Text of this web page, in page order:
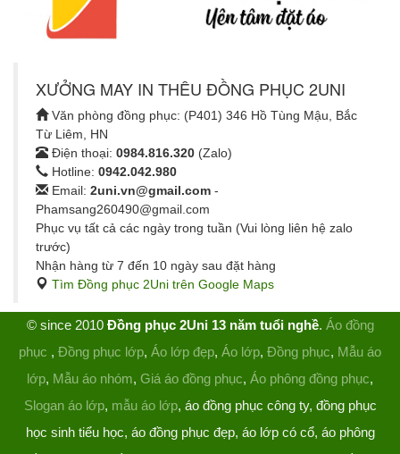
XƯỞNG MAY IN THÊU ĐỒNG PHỤC 2UNI
Văn phòng đồng phục: (P401) 346 Hồ Tùng Mậu, Bắc
Từ Liêm, HN
Điện thoại: 0984.816.320 (Zalo)
Hotline: 0942.042.980
Email: 2uni.vn@gmail.com -
Phamsang260490@gmail.com
Phục vụ tất cả các ngày trong tuần (Vui lòng liên hệ zalo
trước)
Nhận hàng từ 7 đến 10 ngày sau đặt hàng
Tìm Đồng phục 2Uni trên Google Maps
© since 2010 Đồng phục 2Uni 13 năm tuổi nghề. Áo đồng
phục , Đồng phục lớp, Áo lớp đẹp, Áo lớp, Đồng phục, Mẫu áo
lớp, Mẫu áo nhóm, Giá áo đồng phục, Áo phông đồng phục,
Slogan áo lớp, mẫu áo lớp, áo đồng phục công ty, đồng phục
học sinh tiểu học, áo đồng phục đẹp, áo lớp có cổ, áo phông